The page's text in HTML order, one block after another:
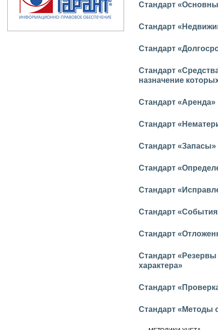
Стандарт
Стандарт
Стандарт
Стандарт
назначение
Стандарт «Аренда»
Стандарт
Стандарт «Запасы»
Стандарт
Стандарт
Стандарт
Стандарт
Стандарт
характера»
Стандарт
Стандарт «Методы